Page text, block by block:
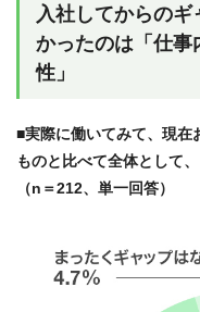
入社してからのギ
かったのは「仕事
性」
■実際に働いてみて、現在
ものと比べて全体として
（n＝212、単一回答）